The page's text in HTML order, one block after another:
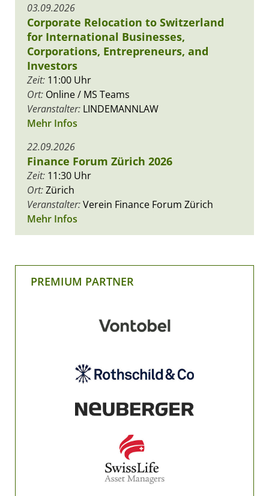
03.09.2026
Corporate Relocation to Switzerland
for International Businesses,
Corporations, Entrepreneurs, and
Investors
Zeit: 11:00 Uhr
Ort: Online / MS Teams
Veranstalter: LINDEMANNLAW
Mehr Infos
22.09.2026
Finance Forum Zürich 2026
Zeit: 11:30 Uhr
Ort:Zürich
Veranstalter:Verein Finance Forum Zürich
Mehr Infos
PREMIUM PARTNER